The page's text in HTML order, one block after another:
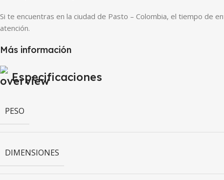
Si te encuentras en la ciudad de Pasto – Colombia, el tiempo de
atención.
Más información
Especificaciones
PESO
DIMENSIONES